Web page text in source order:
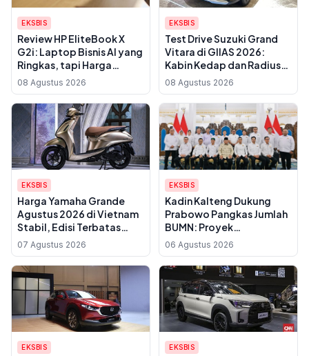
EKSBIS
Review HP EliteBook X
G2i: Laptop Bisnis AI yang
Ringkas, tapi Harga
Premiumnya Perlu
Dipertimbangkan
08 Agustus 2026
EKSBIS
Test Drive Suzuki Grand
Vitara di GIIAS 2026:
Kabin Kedap dan Radius
Putar 5,4 Meter
08 Agustus 2026
EKSBIS
Harga Yamaha Grande
Agustus 2026 di Vietnam
Stabil, Edisi Terbatas
2025 Paling Mahal
07 Agustus 2026
EKSBIS
Kadin Kalteng Dukung
Prabowo Pangkas Jumlah
BUMN: Proyek
Infrastruktur Sering
Disubkon, UMKM Daerah
Jadi Korban
06 Agustus 2026
EKSBIS EKSBIS